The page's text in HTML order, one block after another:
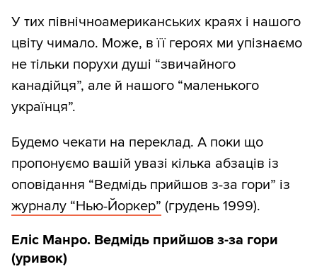
У тих північноамериканських краях і нашого
цвіту чимало. Може, в її героях ми упізнаємо
не тільки порухи душі “звичайного
канадійця”, але й нашого “маленького
українця”.
Будемо чекати на переклад. А поки що
пропонуємо вашій увазі кілька абзаців із
оповідання “Ведмідь прийшов з-за гори” із
журналу “Нью-Йоркер” (грудень 1999).
Еліс Манро. Ведмідь прийшов з-за гори
(уривок)